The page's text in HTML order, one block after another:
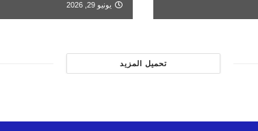
يونيو 29, 2026
تحميل المزيد